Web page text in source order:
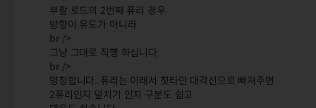
부활 로드의 2번째 퓨리 경우
방향이 유도가 아니라
br />
그냥 그대로 직행 하십니다
br />
멍청합니다. 퓨리는 이래서 첫타만 대각선으로 빠져주면
2퓨리인지 덮치기 인지 구분도 쉽고